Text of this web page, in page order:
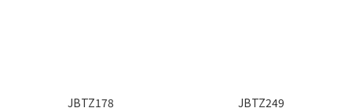
JBTZ178 JBTZ249